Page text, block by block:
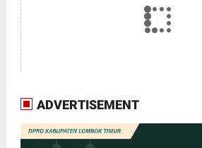
ADVERTISEMENT